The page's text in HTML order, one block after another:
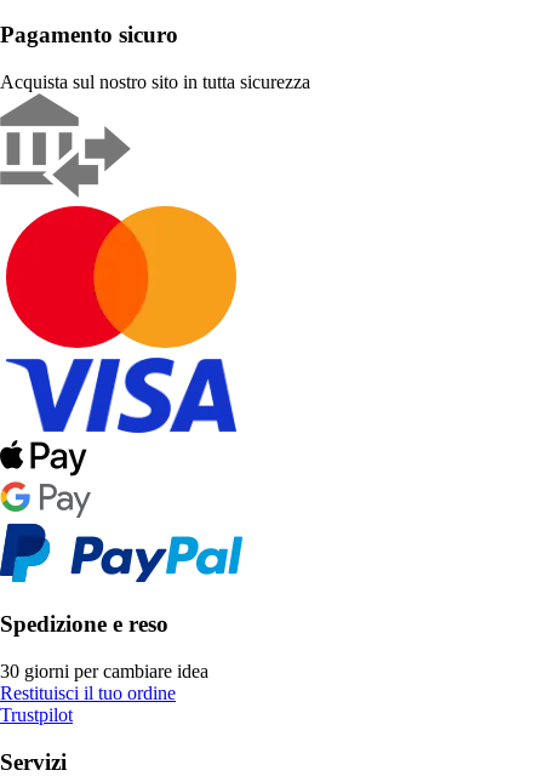
Pagamento sicuro
Acquista sul nostro sito in tutta sicurezza
Spedizione e reso
30 giorni per cambiare idea
Restituisci il tuo ordine
Trustpilot
Servizi